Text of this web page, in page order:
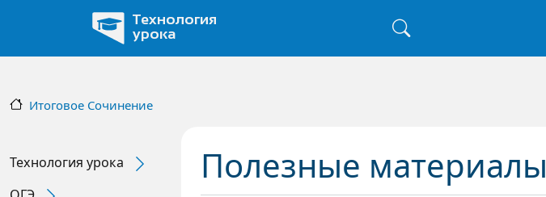
Перейти к основному содержанию
Технология
урока
Итоговое Сочинение
Полезные материалы
Технология урока Expand Secondary Navigation Menu
Expand Secondary Navigation Menu